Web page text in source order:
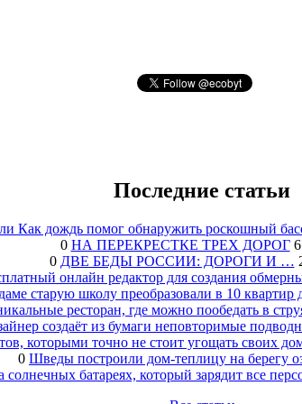
Последние статьи
Как дождь помог обнаружить роскошный
0 НА ПЕРЕКРЕСТКЕ ТРЕХ ДОРОГ
0 ДВЕ БЕДЫ РОССИИ: ДОРОГИ И …
онлайн редактор для создания
старую школу преобразовали в 10 квартир
ресторан, где можно пообедать в
создаёт из бумаги неповторимые
которыми точно не стоит угощать своих
0 Шведы построили дом-теплицу на берегу
солнечных батареях, который зарядит все